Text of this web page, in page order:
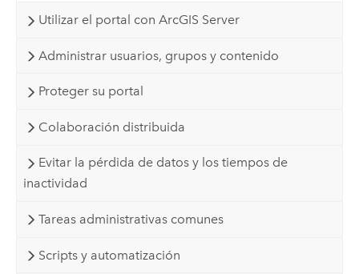
Utilizar el portal con ArcGIS Server
Administrar usuarios, grupos y contenido
Proteger su portal
Colaboración distribuida
Evitar la pérdida de datos y los tiempos de
inactividad
Tareas administrativas comunes
Scripts y automatización